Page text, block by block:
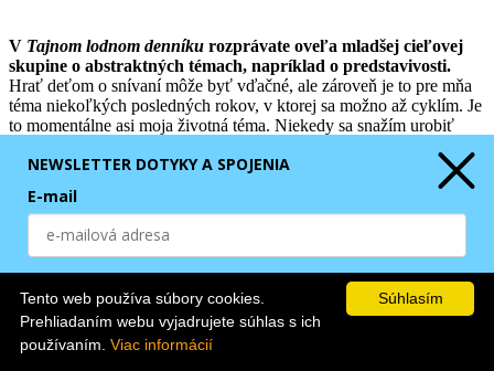
V Tajnom lodnom denníku rozprávate oveľa mladšej cieľovej
skupine o abstraktných témach, napríklad o predstavivosti.
Hrať deťom o snívaní môže byť vďačné, ale zároveň je to pre mňa
téma niekoľkých posledných rokov, v ktorej sa možno až cyklím. Je
to momentálne asi moja životná téma. Niekedy sa snažím urobiť
brať viac zoširoka. Deti môžu mať pocit, že sa bavíme o snívaní, ale
hlbším zmyslom môže byť aj nejaká politická imaginácia či
schopnosť predstaviť si lepší svet, ktorú podľa mňa strácame.
Ako vyberáte témy pre tú-ktorú vekovú kategóriu?
Teraz sa cyklím v téme snívania a snažím sa ju napasovať na
prostriedky, ktoré sú určené konkrétnej vekovej skupine. Väčšinou
si divadlo pri objednávke povie, pre koho by potrebovalo inscenáciu
a mne sa to dosť často nepodarí dodržať. Často začnem skúšať
Súhlasím
Tento web používa súbory cookies.
Prehliadaním webu vyjadrujete súhlas s ich
používaním. Viac informácií
NEWSLETTER DOTYKY A SPOJENIA
E-mail
ODOBERAŤ